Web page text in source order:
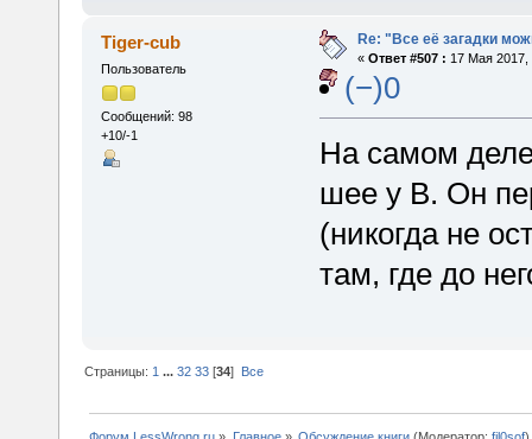
Tiger-cub
Пользователь
Сообщений: 98
+10/-1
Re: "Все её загадки
« Ответ #507 : 17 Мая 2017,
(−)0
На самом
шее у В. Он
(никогда не
там, где до
Страницы: 1 ...32 33 [34] Все